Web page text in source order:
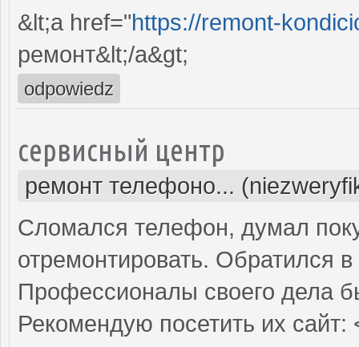
&lt;a href="https://remont-
ремонт&lt;/a&gt;
odpowiedz
сервисный центр
ремонт телефоно...
Сломался телефон, думал
отремонтировать. Обратился
Профессионалы своего дела
Рекомендую посетить их сайт: